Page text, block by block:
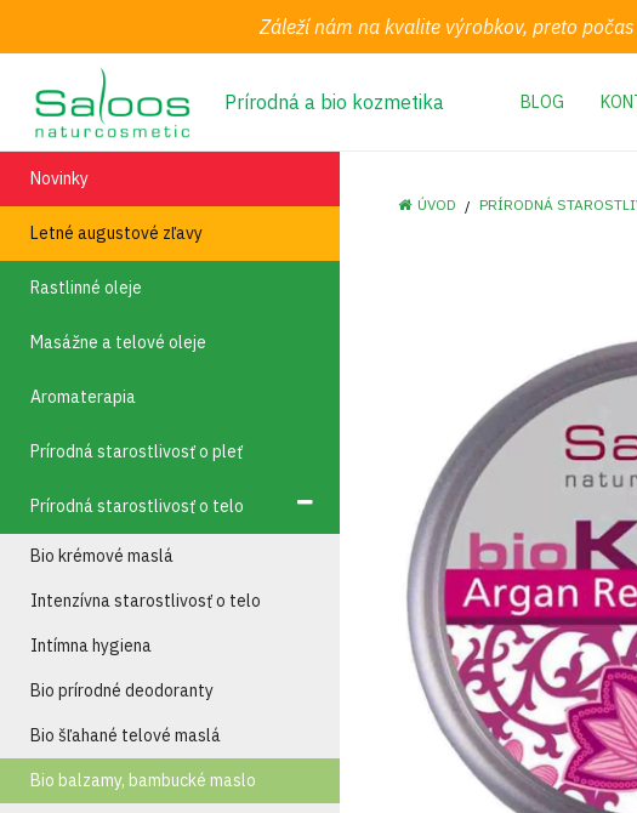
Záleží nám na kvalite výrobkov, preto
Prírodná a bio kozmetika BLOG
Novinky
Letné augustové zľavy
Rastlinné oleje
Masážne a telové oleje
Aromaterapia
Prírodná starostlivosť o pleť
Prírodná starostlivosť o telo
Bio krémové maslá
Intenzívna starostlivosť o telo
Intímna hygiena
Bio prírodné deodoranty
Bio šľahané telové maslá
Bio balzamy, bambucké maslo
ÚVOD PRÍRODNÁ